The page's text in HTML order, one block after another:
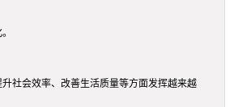
社会效率、改善生活质量等方面发挥越来越